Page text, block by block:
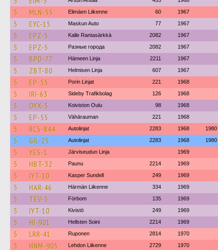
5 MLN-55 Elimäen Liikenne 60 1967
5 EYC-15 Maskun Auto 77 1967
5 EPZ-5 Kalle Rantasärkkä 2082 1967
5 EPZ-5 Разные города 2082 1967
5 BPD-77 Hämeen Linja 2211 1967
5 ZBT-80 Helmisen Linja 607 1967
5 EP-55 Porin Linjat 221 1968
5 IRI-63 Sideby Trafikbolag 126 1968
5 OYX-5 Koiviston Oulu 98 1968
5 EP-55 Vähärauman 221 1968
5 RCS-844 Autolinjat 2283 1968 1980
5 GIL-25 Autolinjat 2283 1968 1980
5 YES-1 Järviseudun Linja 1969
5 HBT-32 Paunu 2214 1969
5 IYT-10 Kasper Sundell 249 1969
5 HAR-46 Härmän Liikenne 334 1969
5 TEV-5 Förbom 135 1969
5 IYT-10 Kivistö 249 1969
5 HI-901 Hellsten Soini 2214 1969
5 LRR-41 Ruponen 2814 1970
5 HNM-905 Lehdon Liikenne 2729 1970